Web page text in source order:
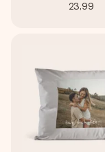
23,99